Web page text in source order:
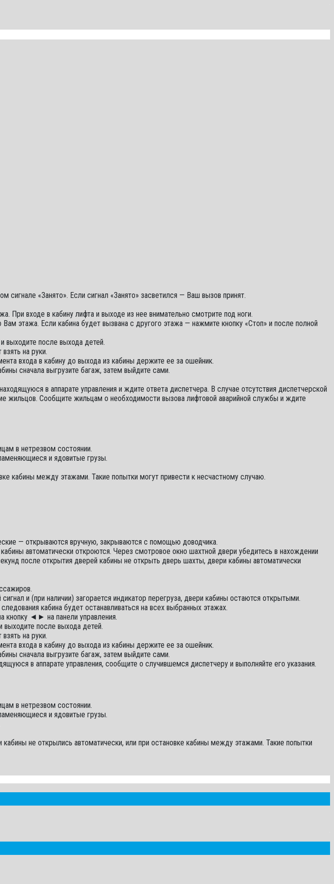
«Занято». Если сигнал «Занято» засветился — Ваш вызов принят.
При входе в кабину лифта и выходе из нее внимательно смотрите под ноги.
этажа. Если кабина будет вызвана с другого этажа — нажмите кнопку «Стоп» и после полной
выходите после выхода детей.
на руки.
входа в кабину до выхода из кабины держите ее за ошейник.
сначала выгрузите багаж, затем выйдите сами.
в аппарате управления и ждите ответа диспетчера. В случае отсутствия диспетчерской
жильцов. Сообщите жильцам о необходимости вызова лифтовой аварийной службы и ждите
в нетрезвом состоянии.
и ядовитые грузы.
кабины между этажами. Такие попытки могут привести к несчастному случаю.
— открываются вручную, закрываются с помощью доводчика.
автоматически откроются. Через смотровое окно шахтной двери убедитесь в нахождении
после открытия дверей кабины не открыть дверь шахты, двери кабины автоматически
и (при наличии) загорается индикатор перегруза, двери кабины остаются открытыми.
кабина будет останавливаться на всех выбранных этажах.
кнопку ◄► на панели управления.
выходите после выхода детей.
на руки.
входа в кабину до выхода из кабины держите ее за ошейник.
сначала выгрузите багаж, затем выйдите сами.
в аппарате управления, сообщите о случившемся диспетчеру и выполняйте его указания.
в нетрезвом состоянии.
и ядовитые грузы.
не открылись автоматически, или при остановке кабины между этажами. Такие попытки